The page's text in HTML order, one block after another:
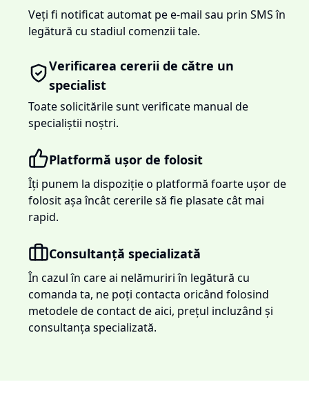
Veți fi notificat automat pe e-mail sau prin SMS în
legătură cu stadiul comenzii tale.
Verificarea cererii de către un
specialist
Toate solicitările sunt verificate manual de
specialiștii noștri.
Platformă ușor de folosit
Îți punem la dispoziție o platformă foarte ușor de
folosit așa încât cererile să fie plasate cât mai
rapid.
Consultanță specializată
În cazul în care ai nelămuriri în legătură cu
comanda ta, ne poți contacta oricând folosind
metodele de contact de aici, prețul incluzând și
consultanța specializată.